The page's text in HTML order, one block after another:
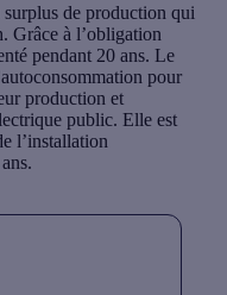
surplus de production qui
. Grâce à l’obligation
pendant 20 ans. Le
pour
production et
public. Elle est
l’installation
.